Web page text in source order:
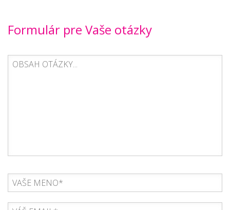
Formulár pre Vaše otázky